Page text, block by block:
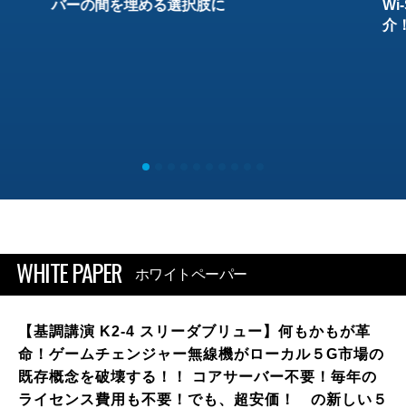
バーの間を埋める選択肢に
介
WHITE PAPER ホワイトペーパー
【基調講演 K2-4 スリーダブリュー】何もかもが革
命！ゲームチェンジャー無線機がローカル５G市場の
既存概念を破壊する！！ コアサーバー不要！毎年の
ライセンス費用も不要！でも、超安価！ の新しい５